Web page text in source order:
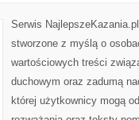
Serwis
stworzone z myślą o
wartościowych treści
duchowym oraz zadumą
której użytkownicy mogą